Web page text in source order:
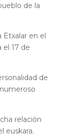
de la
Etxalar en el
17 de
de
relación
euskara.